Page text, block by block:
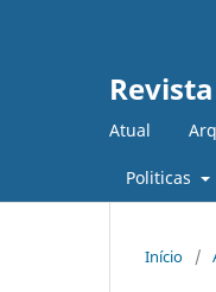
Atual
Politicas
Início /